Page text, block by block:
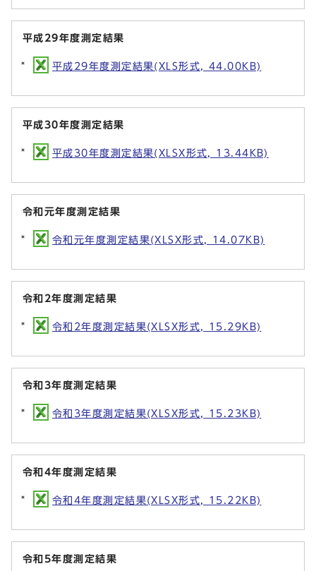
平成29年度測定結果
平成29年度測定結果(XLS形式, 44.00KB)
平成30年度測定結果
平成30年度測定結果(XLSX形式, 13.44KB)
令和元年度測定結果
令和元年度測定結果(XLSX形式, 14.07KB)
令和2年度測定結果
令和2年度測定結果(XLSX形式, 15.29KB)
令和3年度測定結果
令和3年度測定結果(XLSX形式, 15.23KB)
令和4年度測定結果
令和4年度測定結果(XLSX形式, 15.22KB)
令和5年度測定結果